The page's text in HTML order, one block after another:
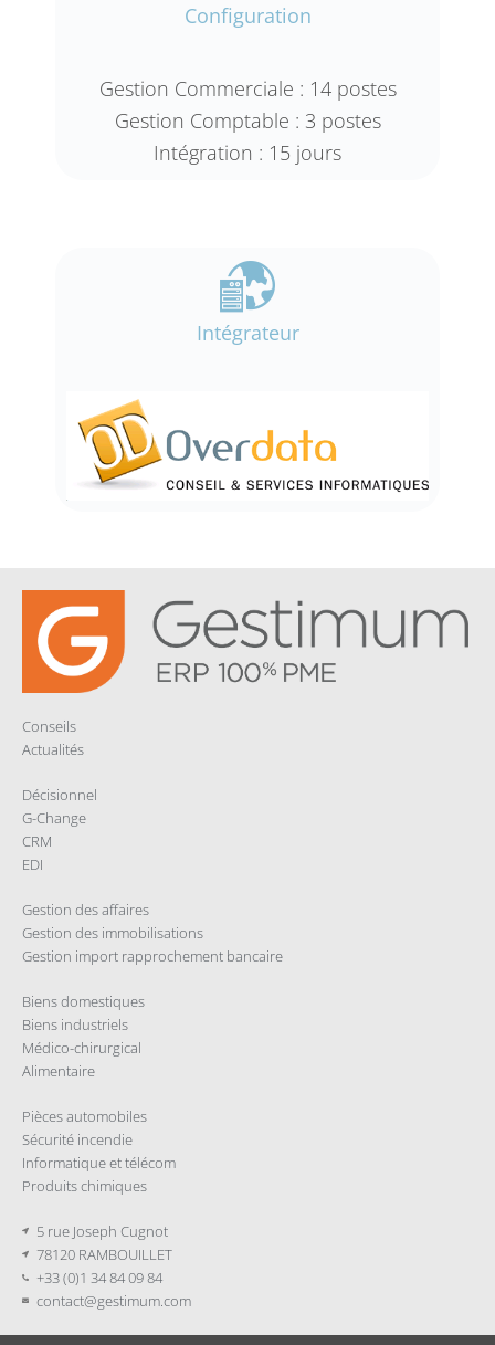
Configuration
Gestion Commerciale : 14 postes
Gestion Comptable : 3 postes
Intégration : 15 jours
Intégrateur
Conseils
Actualités
Décisionnel
G-Change
CRM
EDI
Gestion des affaires
Gestion des immobilisations
Gestion import rapprochement bancaire
Biens domestiques
Biens industriels
Médico-chirurgical
Alimentaire
Pièces automobiles
Sécurité incendie
Informatique et télécom
Produits chimiques
5 rue Joseph Cugnot
78120 RAMBOUILLET
+33 (0)1 34 84 09 84
contact@gestimum.com